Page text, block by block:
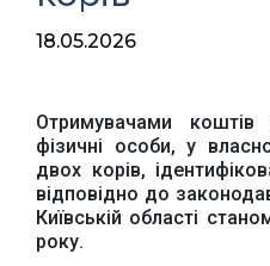
18.05.2026
Отримувачами
фізичні особи, у
двох корів,
відповідно до
Київській області
року.